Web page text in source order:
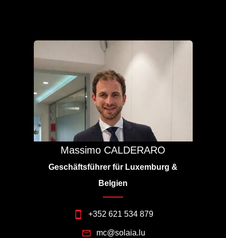
Massimo CALDERARO
Geschäftsführer für Luxemburg &
Belgien
+352 621 534 879
mc@solaia.lu